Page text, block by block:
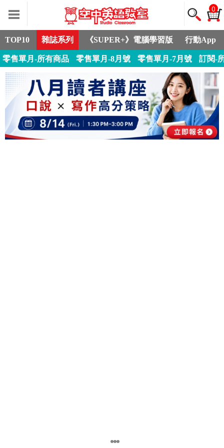
0
TOP10 雜誌系列 《SUPER+》電腦學習版 行動App
零售單月-所有商品 零售單月-8月號 零售單月-7月號 訂閱-